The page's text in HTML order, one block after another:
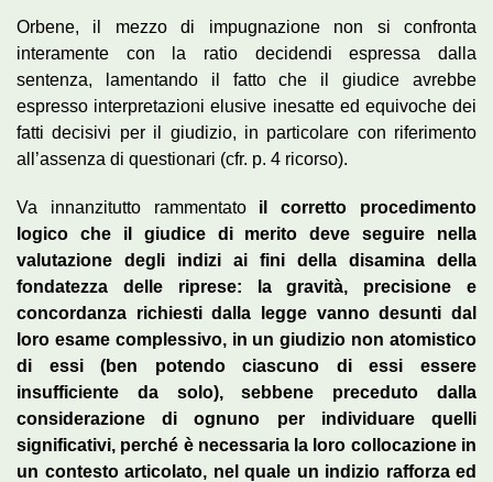
Orbene, il mezzo di impugnazione non si confronta
interamente con la ratio decidendi espressa dalla
sentenza, lamentando il fatto che il giudice avrebbe
espresso interpretazioni elusive inesatte ed equivoche dei
fatti decisivi per il giudizio, in particolare con riferimento
all’assenza di questionari (cfr. p. 4 ricorso).
Va innanzitutto rammentato il corretto procedimento
logico che il giudice di merito deve seguire nella
valutazione degli indizi ai fini della disamina della
fondatezza delle riprese: la gravità, precisione e
concordanza richiesti dalla legge vanno desunti dal
loro esame complessivo, in un giudizio non atomistico
di essi (ben potendo ciascuno di essi essere
insufficiente da solo), sebbene preceduto dalla
considerazione di ognuno per individuare quelli
significativi, perché è necessaria la loro collocazione in
un contesto articolato, nel quale un indizio rafforza ed